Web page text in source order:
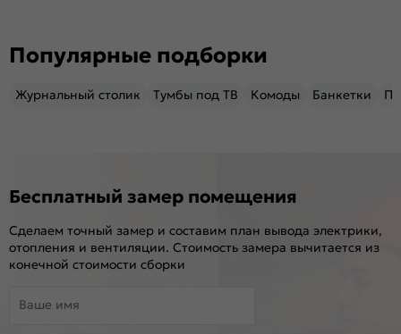
Популярные подборки
Журнальный столик Тумбы под ТВ Комоды Банкетки
Бесплатный замер помещения
Сделаем точный замер и составим план вывода электрики,
отопления и вентиляции. Стоимость замера вычитается из
конечной стоимости сборки
Ваше имя